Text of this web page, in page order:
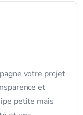
votre projet
et
petite mais